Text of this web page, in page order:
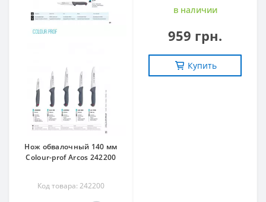
Нож обвалочный 140 мм
Сolour-prof Arcos 242200
Код товара: 242200
в наличии
959 грн.
Купить